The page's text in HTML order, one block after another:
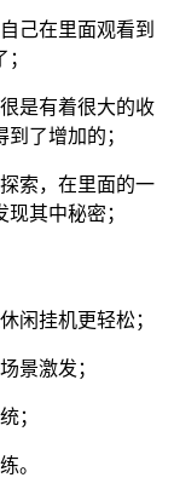
己在里面观看到
是有着很大的收
了增加的；
索，在里面的一
其中秘密；
闲挂机更轻松；
景激发；
；
。